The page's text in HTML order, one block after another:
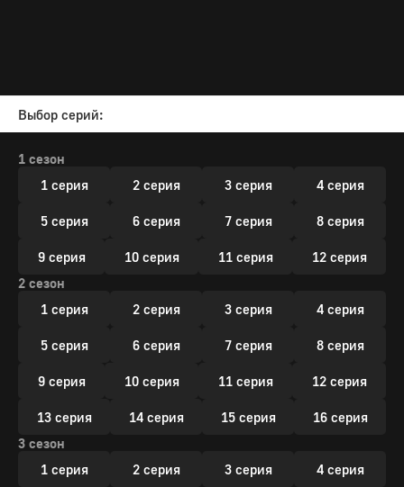
Выбор серий:
1 сезон
1 серия
2 серия 3 серия 4 серия
5 серия 6 серия 7 серия 8 серия
9 серия 10 серия 11 серия
12 серия
2 сезон
1 серия
2 серия 3 серия 4 серия
5 серия 6 серия 7 серия 8 серия
9 серия 10 серия 11 серия 12 серия
13 серия 14 серия 15 серия
16 серия
3 сезон
1 серия
2 серия 3 серия 4 серия